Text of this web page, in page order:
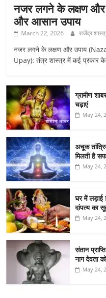
नजर लगने के लक्षण
और आसान उपाय
March 22, 2026 राजेंद्र
नजर लगने के लक्षण और उपाय
Upay): तंत्र शास्त्र में कई प्रकार
ग्रामीण
चढ़ाएं
May 24,
अचूक
मिलती है
May 24,
घर में
दांपत्य का
May 24,
संतान
नाग देवता
May 24,